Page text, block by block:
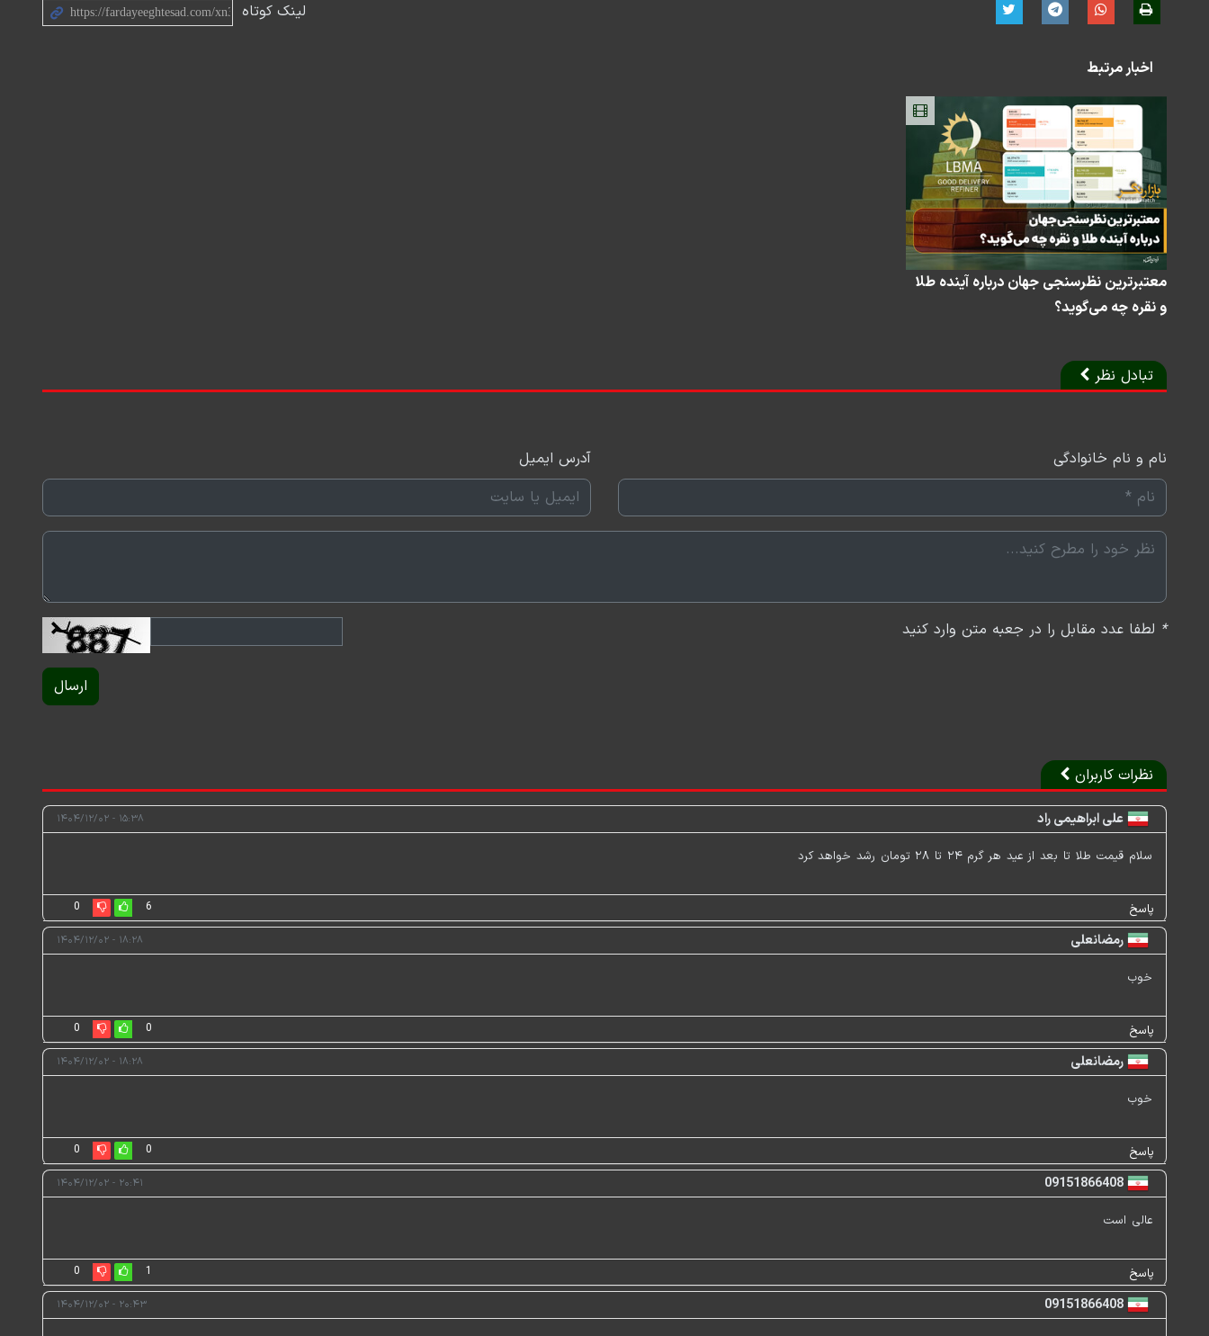
لینک کوتاه
اخبار مرتبط
معتبرترین نظرسنجی جهان درباره آینده طلا
و نقره چه می‌گوید؟
تبادل نظر
نام و نام خانوادگی آدرس ایمیل
* لطفا عدد مقابل را در جعبه متن وارد کنید
ارسال
نظرات کاربران
علی ابراهیمی راد ۱۵:۳۸ - ۱۴۰۴/۱۲/۰۲
سلام قیمت طلا تا بعد از عید هر گرم ۲۴ تا ۲۸ تومان رشد خواهد کرد
پاسخ 6
0
رمضانعلی ۱۸:۲۸ - ۱۴۰۴/۱۲/۰۲
خوب
پاسخ 0
0
رمضانعلی ۱۸:۲۸ - ۱۴۰۴/۱۲/۰۲
خوب
پاسخ 0
0
09151866408 ۲۰:۴۱ - ۱۴۰۴/۱۲/۰۲
عالی است
پاسخ 1
0
09151866408 ۲۰:۴۳ - ۱۴۰۴/۱۲/۰۲